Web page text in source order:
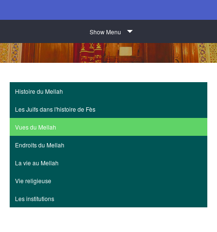
Show Menu
Histoire du Mellah
Les Juifs dans l'histoire de Fès
Vues du Mellah
Endroits du Mellah
La vie au Mellah
Vie religieuse
Les institutions